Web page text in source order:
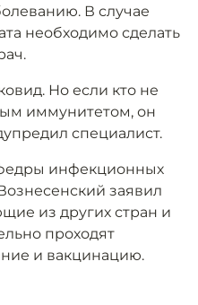
В случае
необходимо сделать
Но если кто не
иммунитетом, он
специалист.
инфекционных
заявил
из других стран и
проходят
и вакцинацию.